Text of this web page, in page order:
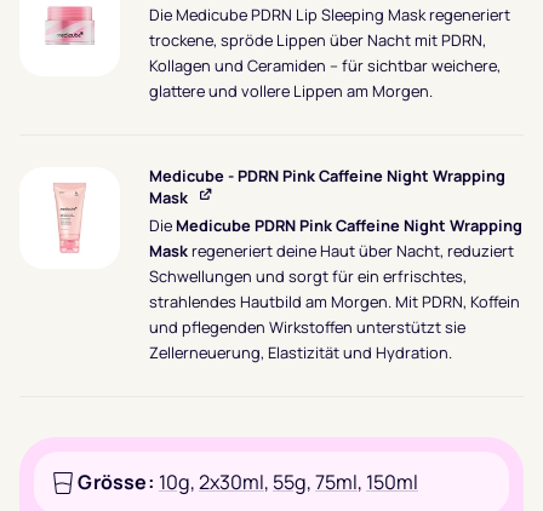
Die Medicube PDRN Lip Sleeping Mask regeneriert
trockene, spröde Lippen über Nacht mit PDRN,
Kollagen und Ceramiden – für sichtbar weichere,
glattere und vollere Lippen am Morgen.
Medicube - PDRN Pink Caffeine Night Wrapping
Mask
DieMedicube PDRN Pink Caffeine Night Wrapping
Maskregeneriert deine Haut über Nacht, reduziert
Schwellungen und sorgt für ein erfrischtes,
strahlendes Hautbild am Morgen. Mit PDRN, Koffein
und pflegenden Wirkstoffen unterstützt sie
Zellerneuerung, Elastizität und Hydration.
Grösse: 10g,2x30ml, 55g,75ml, 150ml